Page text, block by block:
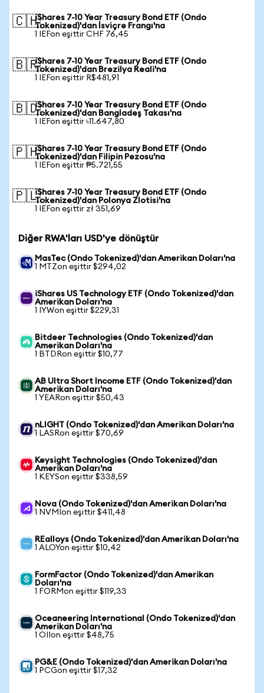
🇨🇭iShares 7-10 Year Treasury Bond ETF (Ondo
Tokenized)'dan İsviçre Frangı'na
1 IEFon eşittir CHF 76,45
🇧🇷iShares 7-10 Year Treasury Bond ETF (Ondo
Tokenized)'dan Brezilya Reali'na
1 IEFon eşittir R$481,91
🇧🇩iShares 7-10 Year Treasury Bond ETF (Ondo
Tokenized)'dan Bangladeş Takası'na
1 IEFon eşittir ৳11.647,80
🇵🇭iShares 7-10 Year Treasury Bond ETF (Ondo
Tokenized)'dan Filipin Pezosu'na
1 IEFon eşittir ₱5.721,55
🇵🇱iShares 7-10 Year Treasury Bond ETF (Ondo
Tokenized)'dan Polonya Zlotisi'na
1 IEFon eşittir zł 351,69
Diğer RWA'ları USD'ye dönüştür
MasTec (Ondo Tokenized)'dan Amerikan Doları'na
1 MTZon eşittir $294,02
iShares US Technology ETF (Ondo Tokenized)'dan
Amerikan Doları'na
1 IYWon eşittir $229,31
Bitdeer Technologies (Ondo Tokenized)'dan
Amerikan Doları'na
1 BTDRon eşittir $10,77
AB Ultra Short Income ETF (Ondo Tokenized)'dan
Amerikan Doları'na
1 YEARon eşittir $50,43
nLIGHT (Ondo Tokenized)'dan Amerikan Doları'na
1 LASRon eşittir $70,69
Keysight Technologies (Ondo Tokenized)'dan
Amerikan Doları'na
1 KEYSon eşittir $338,59
Nova (Ondo Tokenized)'dan Amerikan Doları'na
1 NVMIon eşittir $411,48
REalloys (Ondo Tokenized)'dan Amerikan Doları'na
1 ALOYon eşittir $10,42
FormFactor (Ondo Tokenized)'dan Amerikan
Doları'na
1 FORMon eşittir $119,33
Oceaneering International (Ondo Tokenized)'dan
Amerikan Doları'na
1 OIIon eşittir $48,75
PG&E (Ondo Tokenized)'dan Amerikan Doları'na
1 PCGon eşittir $17,32